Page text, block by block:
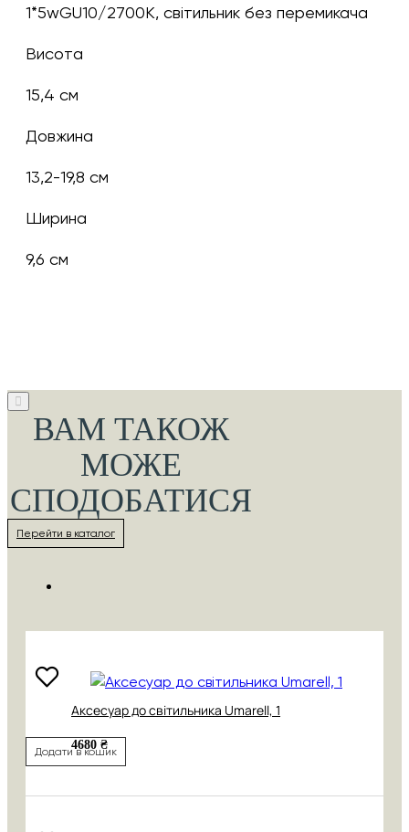
1*5wGU10/2700K, світильник без перемикача
Висота
15,4 см
Довжина
13,2-19,8 см
Ширина
9,6 см
ВАМ ТАКОЖ
МОЖЕ
СПОДОБАТИСЯ
Перейти в каталог
Аксесуар до світильника Umarell, 1
4680 ₴
Додати в кошик